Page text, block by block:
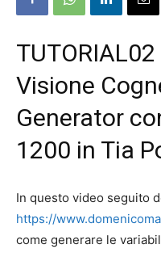
Visione
Generator
1200 in Tia
In questo video seguito
https://
come generare le